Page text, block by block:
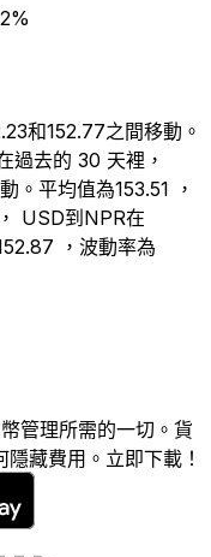
和152.77之間移動。
過去的 30 天裡，
。平均值為153.51 ，
USD到NPR在
，波動率為
管理所需的一切。貨
藏費用。立即下載！